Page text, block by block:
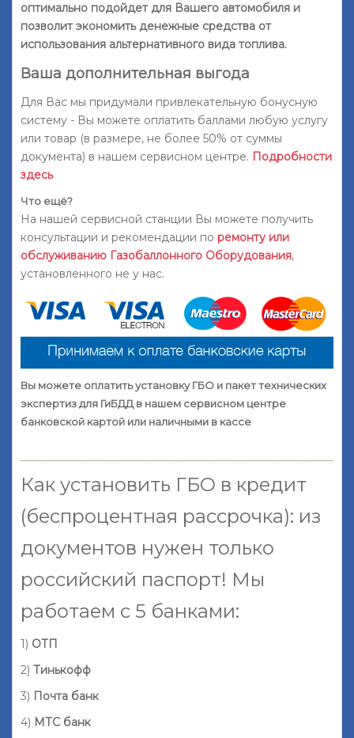
оптимально подойдет для Вашего автомобиля и
позволит экономить денежные средства от
использования альтернативного вида топлива.
Ваша дополнительная выгода
Для Вас мы придумали привлекательную бонусную
систему - Вы можете оплатить баллами любую услугу
или товар (в размере, не более 50% от суммы
документа) в нашем сервисном центре. Подробности
здесь
Что ещё?
На нашей сервисной станции Вы можете получить
консультации и рекомендации по ремонту или
обслуживанию Газобаллонного Оборудования,
установленного не у нас.
Вы можете оплатить установку ГБО и пакет технических
экспертиз для ГиБДД в нашем сервисном центре
банковской картой или наличными в кассе
Как установить ГБО в кредит
(беспроцентная рассрочка): из
документов нужен только
российский паспорт! Мы
работаем с 5 банками:
1) ОТП
2) Тинькофф
3) Почта банк
4) МТС банк